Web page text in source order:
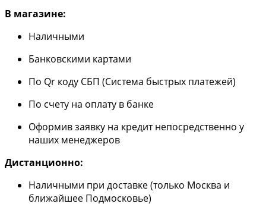
В магазине:
Наличными
Банковскими картами
По Qr коду СБП (Система быстрых платежей)
По счету на оплату в банке
Оформив заявку на кредит непосредственно у
наших менеджеров
Дистанционно:
Наличными при доставке (только Москва и
ближайшее Подмосковье)